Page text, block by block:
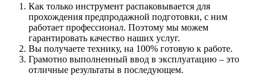
Как только инструмент распаковывается для
прохождения предпродажной подготовки, с ним
работает профессионал. Поэтому мы можем
гарантировать качество наших услуг.
Вы получаете технику, на 100% готовую к работе.
Грамотно выполненный ввод в эксплуатацию – это
отличные результаты в последующем.